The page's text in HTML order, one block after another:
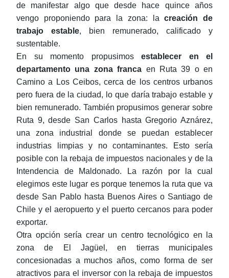
de manifestar algo que desde hace quince años
vengo proponiendo para la zona: lacreación de
trabajo estable, bien remunerado, calificado y
sustentable.
En su momento propusimos establecer en el
departamento una zona franca en Ruta 39 o en
Camino a Los Ceibos, cerca de los centros urbanos
pero fuera de la ciudad, lo que daría trabajo estable y
bien remunerado. También propusimos generar sobre
Ruta 9, desde San Carlos hasta Gregorio Aznárez,
una zona industrial donde se puedan establecer
industrias limpias y no contaminantes. Esto sería
posible con la rebaja de impuestos nacionales y de la
Intendencia de Maldonado. La razón por la cual
elegimos este lugar es porque tenemos la ruta que va
desde San Pablo hasta Buenos Aires o Santiago de
Chile y el aeropuerto y el puerto cercanos para poder
exportar.
Otra opción sería crear un centro tecnológico en la
zona de El Jagüel, en tierras municipales
concesionadas a muchos años, como forma de ser
atractivos para el inversor con la rebaja de impuestos